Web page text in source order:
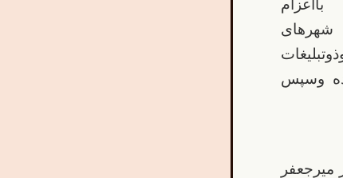
شهرهای
وسپس
میرجعفر